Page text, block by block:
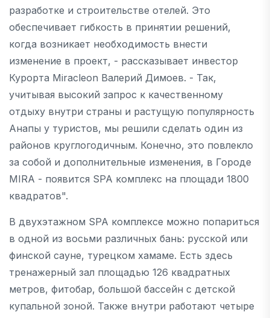
разработке и строительстве отелей. Это
обеспечивает гибкость в принятии решений,
когда возникает необходимость внести
изменение в проект, - рассказывает инвестор
Курорта Miracleon Валерий Димоев. - Так,
учитывая высокий запрос к качественному
отдыху внутри страны и растущую популярность
Анапы у туристов, мы решили сделать один из
районов круглогодичным. Конечно, это повлекло
за собой и дополнительные изменения, в Городе
MIRA - появится SPA комплекс на площади 1800
квадратов".
В двухэтажном SPA комплексе можно попариться
в одной из восьми различных бань: русской или
финской сауне, турецком хамаме. Есть здесь
тренажерный зал площадью 126 квадратных
метров, фитобар, большой бассейн с детской
купальной зоной. Также внутри работают четыре